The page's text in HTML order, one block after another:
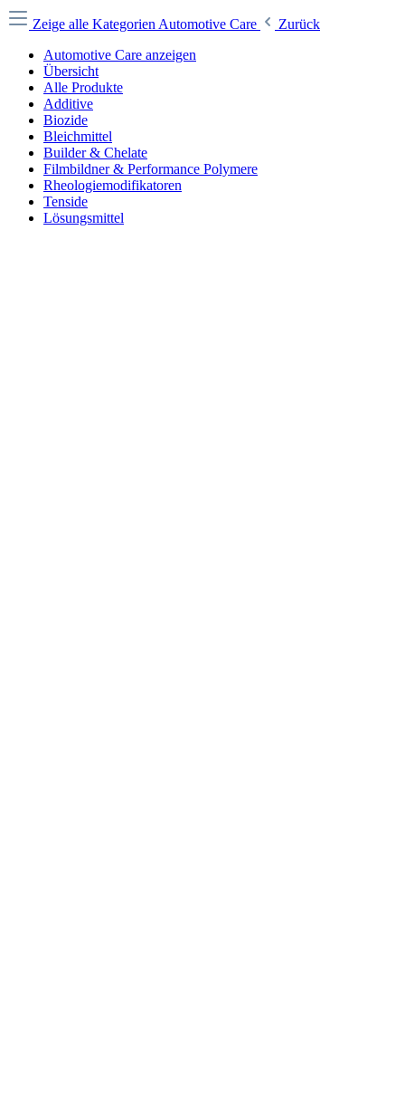
Zeige alle Kategorien Automotive Care
Zurück
Automotive Care anzeigen
Übersicht
Alle Produkte
Additive
Biozide
Bleichmittel
Builder & Chelate
Filmbildner & Performance Polymere
Rheologiemodifikatoren
Tenside
Lösungsmittel